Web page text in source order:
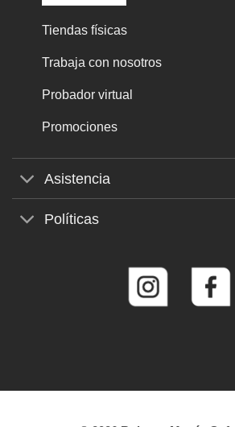
Tiendas físicas
Trabaja con nosotros
Probador virtual
Promociones
Asistencia
Políticas